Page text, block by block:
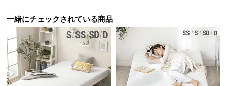
一緒にチェックされている商品